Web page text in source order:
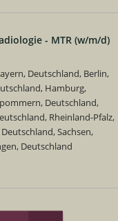
- MTR (w/m/d)
Deutschland, Berlin,
Hamburg,
Deutschland,
Rheinland-Pfalz,
Sachsen,
Deutschland